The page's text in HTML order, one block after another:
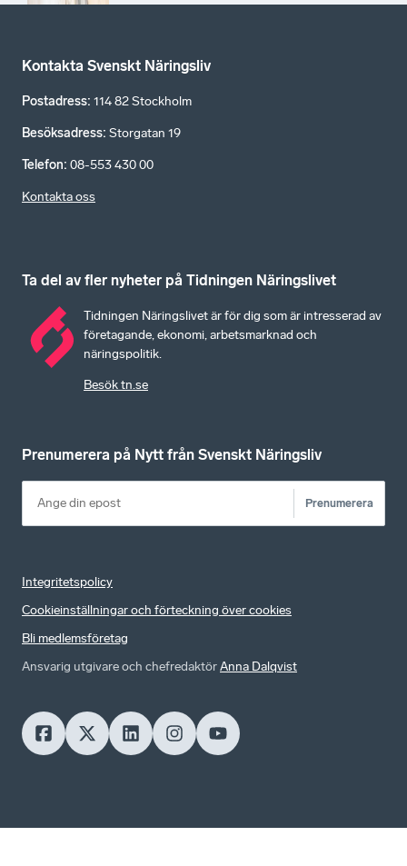
Kontakta Svenskt Näringsliv
Postadress: 114 82 Stockholm
Besöksadress: Storgatan 19
Telefon: 08-553 430 00
Kontakta oss
Ta del av fler nyheter på Tidningen Näringslivet
Tidningen Näringslivet är för dig som är intresserad av
företagande, ekonomi, arbetsmarknad och
näringspolitik.
Besök tn.se
Prenumerera på Nytt från Svenskt Näringsliv
Prenumerera
Integritetspolicy
Cookieinställningar och förteckning över cookies
Bli medlemsföretag
Ansvarig utgivare och chefredaktörAnna Dalqvist